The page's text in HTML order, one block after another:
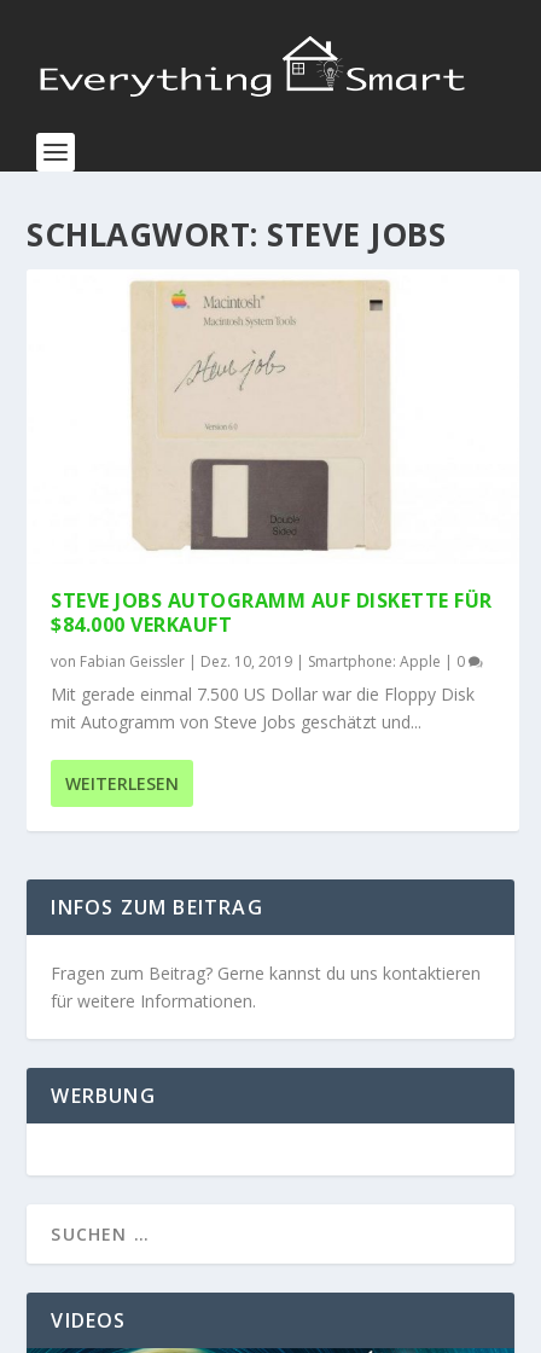
SCHLAGWORT: STEVE JOBS
STEVE JOBS AUTOGRAMM AUF DISKETTE FÜR
$84.000 VERKAUFT
von Fabian Geissler | Dez. 10, 2019 | Smartphone: Apple | 0
Mit gerade einmal 7.500 US Dollar war die Floppy Disk
mit Autogramm von Steve Jobs geschätzt und...
WEITERLESEN
INFOS ZUM BEITRAG
Fragen zum Beitrag? Gerne kannst du uns kontaktieren
für weitere Informationen.
WERBUNG
VIDEOS